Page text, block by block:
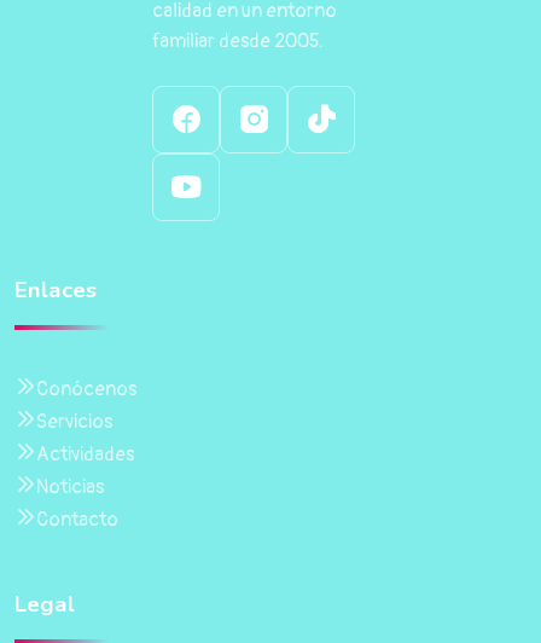
calidad en un entorno
familiar desde 2005.
Enlaces
Conócenos
Servicios
Actividades
Noticias
Contacto
Legal